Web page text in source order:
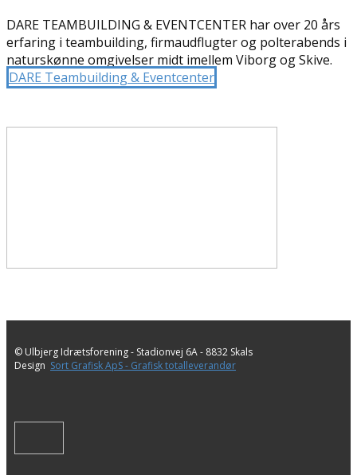
DARE TEAMBUILDING & EVENTCENTER har over 20 års
erfaring i teambuilding, firmaudflugter og polterabends i
naturskønne omgivelser midt imellem Viborg og Skive.
DARE Teambuilding & Eventcenter
© Ulbjerg Idrætsforening - ​Stadionvej 6A - 8832 Skals
Design Sort Grafisk ApS - Grafisk totalleverandør